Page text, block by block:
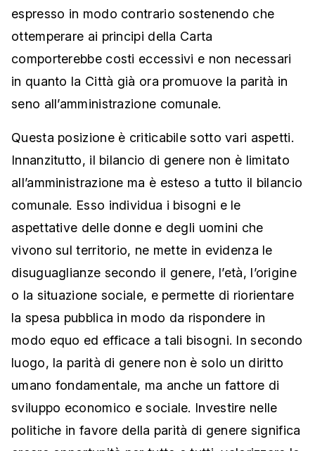
espresso in modo contrario sostenendo che
ottemperare ai principi della Carta
comporterebbe costi eccessivi e non necessari
in quanto la Città già ora promuove la parità in
seno all’amministrazione comunale.
Questa posizione è criticabile sotto vari aspetti.
Innanzitutto, il bilancio di genere non è limitato
all’amministrazione ma è esteso a tutto il bilancio
comunale. Esso individua i bisogni e le
aspettative delle donne e degli uomini che
vivono sul territorio, ne mette in evidenza le
disuguaglianze secondo il genere, l’età, l’origine
o la situazione sociale, e permette di riorientare
la spesa pubblica in modo da rispondere in
modo equo ed efficace a tali bisogni. In secondo
luogo, la parità di genere non è solo un diritto
umano fondamentale, ma anche un fattore di
sviluppo economico e sociale. Investire nelle
politiche in favore della parità di genere significa